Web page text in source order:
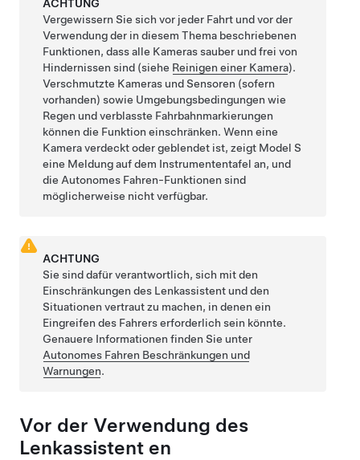
ACHTUNG
Vergewissern Sie sich vor jeder Fahrt und vor der
Verwendung der in diesem Thema beschriebenen
Funktionen, dass alle Kameras sauber und frei von
Hindernissen sind (siehe Reinigen einer Kamera).
Verschmutzte Kameras und Sensoren (sofern
vorhanden) sowie Umgebungsbedingungen wie
Regen und verblasste Fahrbahnmarkierungen
können die Funktion einschränken. Wenn eine
Kamera verdeckt oder geblendet ist, zeigt Model S
eine Meldung auf dem Instrumententafel an, und
die Autonomes Fahren-Funktionen sind
möglicherweise nicht verfügbar.
ACHTUNG
Sie sind dafür verantwortlich, sich mit den
Einschränkungen des Lenkassistent und den
Situationen vertraut zu machen, in denen ein
Eingreifen des Fahrers erforderlich sein könnte.
Genauere Informationen finden Sie unter
Autonomes Fahren Beschränkungen und
Warnungen.
Vor der Verwendung des
Lenkassistent en